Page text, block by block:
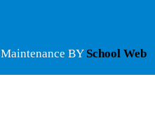
Maintenance BY School Web